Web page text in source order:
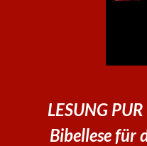
LESUNG
Bibellese für